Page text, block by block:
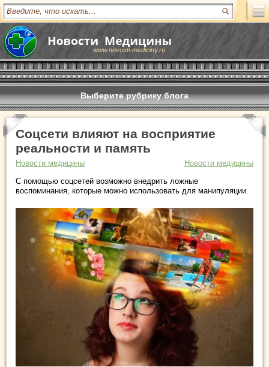
www.novosti-mediciny.ru
Выберите рубрику блога
Соцсети влияют на восприятие
реальности и память
Новости медицины
Новости медицины
С помощью соцсетей возможно внедрить ложные
воспоминания, которые можно использовать для манипуляции.